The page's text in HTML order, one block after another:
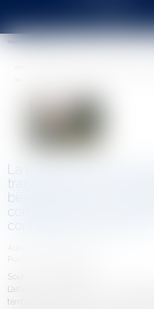
Ouvrir
le
menu
Vous êtes ici :
La procédure
transport d'un corps
bière menée par un
constitue pas une
contrôle prévue par la loi
Auteur : PORCHET Thomas
Publié le :
Source :
L’article R. 2213-8 du code
territoriales, dispose que : « Le